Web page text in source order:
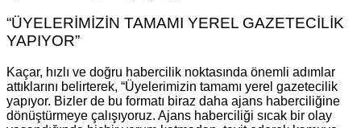
“ÜYELERİMİZİN TAMAMI YEREL GAZETECİLİK
YAPIYOR”
Kaçar, hızlı ve doğru habercilik noktasında önemli adımlar
attıklarını belirterek, “Üyelerimizin tamamı yerel gazetecilik
yapıyor. Bizler de bu formatı biraz daha ajans haberciliğine
dönüştürmeye çalışıyoruz. Ajans haberciliği sıcak bir olay